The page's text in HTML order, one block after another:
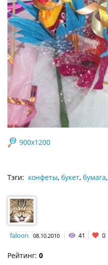
900x1200
Тэги: конфеты, букет, бумага,
faloon 08.10.2010 41 0
Рейтинг: 0